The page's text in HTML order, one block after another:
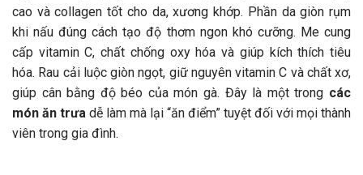
cao và collagen tốt cho da, xương khớp. Phần da giòn rụm
khi nấu đúng cách tạo độ thơm ngon khó cưỡng. Me cung
cấp vitamin C, chất chống oxy hóa và giúp kích thích tiêu
hóa. Rau cải luộc giòn ngọt, giữ nguyên vitamin C và chất xơ,
giúp cân bằng độ béo của món gà. Đây là một trong các
món ăn trưa dễ làm mà lại “ăn điểm” tuyệt đối với mọi thành
viên trong gia đình.